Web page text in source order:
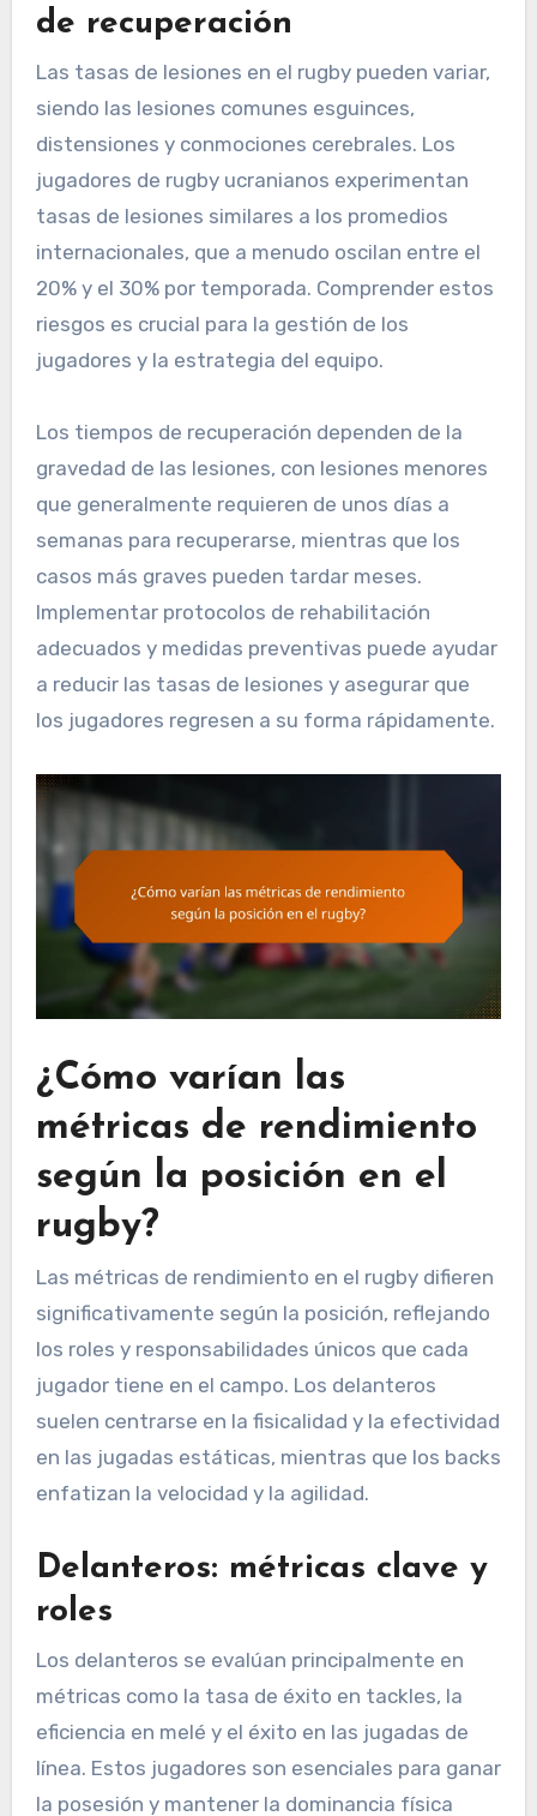
de recuperación
Las tasas de lesiones en el rugby pueden variar,
siendo las lesiones comunes esguinces,
distensiones y conmociones cerebrales. Los
jugadores de rugby ucranianos experimentan
tasas de lesiones similares a los promedios
internacionales, que a menudo oscilan entre el
20% y el 30% por temporada. Comprender estos
riesgos es crucial para la gestión de los
jugadores y la estrategia del equipo.
Los tiempos de recuperación dependen de la
gravedad de las lesiones, con lesiones menores
que generalmente requieren de unos días a
semanas para recuperarse, mientras que los
casos más graves pueden tardar meses.
Implementar protocolos de rehabilitación
adecuados y medidas preventivas puede ayudar
a reducir las tasas de lesiones y asegurar que
los jugadores regresen a su forma rápidamente.
¿Cómo varían las
métricas de rendimiento
según la posición en el
rugby?
Las métricas de rendimiento en el rugby difieren
significativamente según la posición, reflejando
los roles y responsabilidades únicos que cada
jugador tiene en el campo. Los delanteros
suelen centrarse en la fisicalidad y la efectividad
en las jugadas estáticas, mientras que los backs
enfatizan la velocidad y la agilidad.
Delanteros: métricas clave y
roles
Los delanteros se evalúan principalmente en
métricas como la tasa de éxito en tackles, la
eficiencia en melé y el éxito en las jugadas de
línea. Estos jugadores son esenciales para ganar
la posesión y mantener la dominancia física